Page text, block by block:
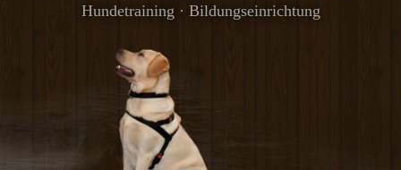
Hundetraining · Bildungseinrichtung